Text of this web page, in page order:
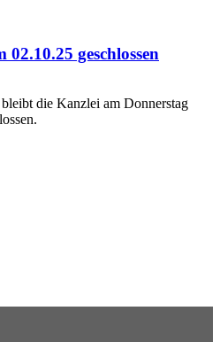
geschlossen
die Kanzlei am Donnerstag